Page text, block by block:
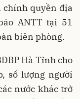
chính quyền địa
ANTT tại 51
biên phòng.
Hà Tĩnh cho
số lượng người
nước khác trở